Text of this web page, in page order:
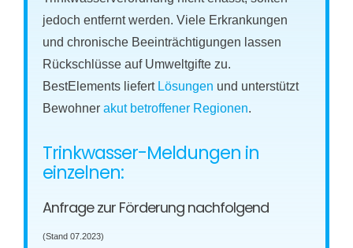
jedoch entfernt werden. Viele Erkrankungen
und chronische Beeinträchtigungen lassen
Rückschlüsse auf Umweltgifte zu.
BestElements liefert Lösungen und unterstützt
Bewohnerakut betroffener Regionen.
Trinkwasser-Meldungen in
einzelnen:
Anfrage zur Förderung nachfolgend
(Stand 07.2023)